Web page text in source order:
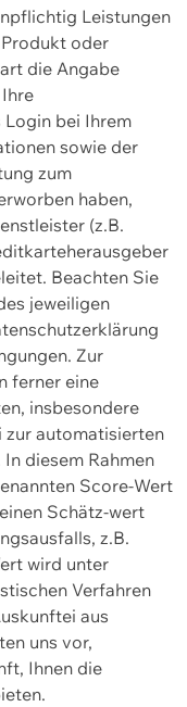
Leistungen
oder
die Angabe
bei Ihrem
sowie der
zum
haben,
(z.B.
Beachten Sie
jeweiligen
Zur
ferner eine
insbesondere
zur automatisierten
diesem Rahmen
Score-Wert
Schätz-wert
z.B.
wird unter
Verfahren
aus
uns vor,
Ihnen die